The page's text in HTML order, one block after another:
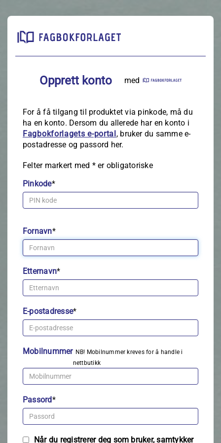
Opprett konto med
For å få tilgang til produktet via pinkode, må du
ha en konto. Dersom du allerede har en konto i
Fagbokforlagets e‑portal, bruker du samme e-
postadresse og passord her.
Felter markert med *er obligatoriske
Pinkode*
Fornavn*
Etternavn*
E-postadresse*
Mobilnummer NB! Mobilnummer kreves for å handle i
nettbutikk
Passord*
Når du registrerer deg som bruker, samtykker